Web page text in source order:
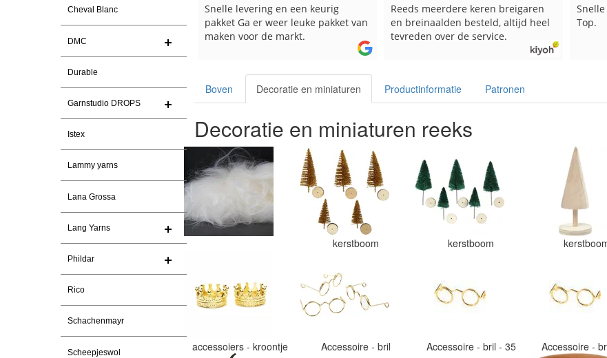
Cheval Blanc
DMC
Durable
Garnstudio DROPS
Istex
Lammy yarns
Lana Grossa
Lang Yarns
Phildar
Rico
Schachenmayr
Scheepjeswol
Snelle levering. En prima garen
Snelle levering en een keurig
pakket Ga er weer leuke pakket van
maken voor de markt.
Reeds meerdere keren breigaren
en breinaalden besteld, altijd heel
tevreden over de service.
Top.
Boven Decoratie en miniaturen Productinformatie Patronen
Decoratie en miniaturen reeks
kerstboom kerstboom
accessoiers - kroontje Accessoire - bril Accessoire - bril - 35 Accessoire -